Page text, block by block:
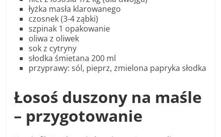
łyżka masła klarowanego
czosnek (3-4 ząbki)
szpinak 1 opakowanie
oliwa z oliwek
sok z cytryny
słodka śmietana 200 ml
przyprawy: sól, pieprz, zmielona papryka słodka
Łosoś duszony na maśle
– przygotowanie